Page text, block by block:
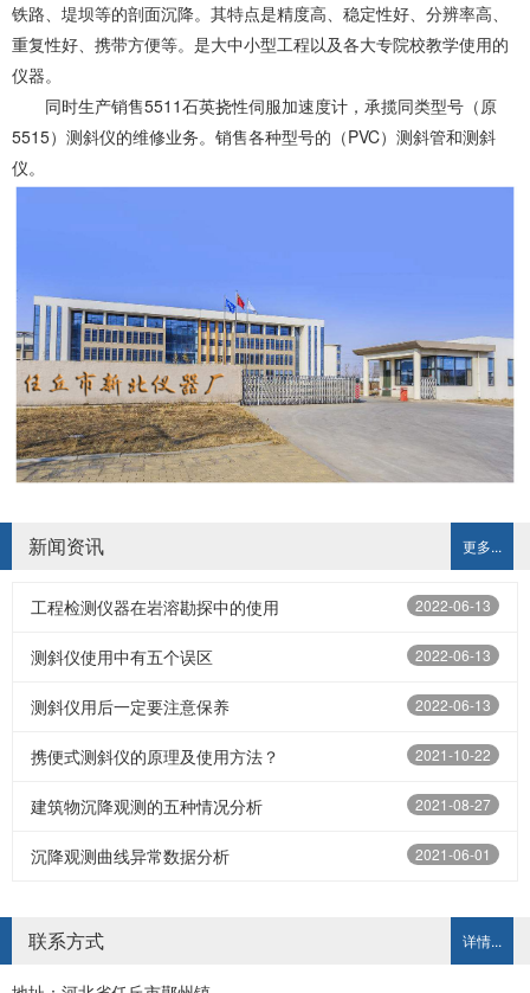
铁路、堤坝等的剖面沉降。其特点是精度高、稳定性好、分辨率高、
重复性好、携带方便等。是大中小型工程以及各大专院校教学使用的
仪器。
同时生产销售5511石英挠性伺服加速度计，承揽同类型号（原
5515）测斜仪的维修业务。销售各种型号的（PVC）测斜管和测斜
仪。
更多...
新闻资讯
2022-06-13
工程检测仪器在岩溶勘探中的使用
2022-06-13
测斜仪使用中有五个误区
2022-06-13
测斜仪用后一定要注意保养
2021-10-22
携便式测斜仪的原理及使用方法？
2021-08-27
建筑物沉降观测的五种情况分析
2021-06-01
沉降观测曲线异常数据分析
详情...
联系方式